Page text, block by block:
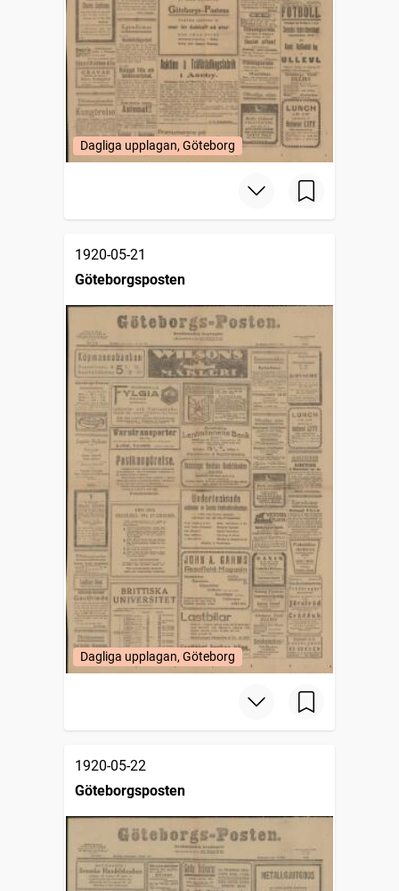
Dagliga upplagan, Göteborg
1920-05-21
Göteborgsposten
Dagliga upplagan, Göteborg
1920-05-22
Göteborgsposten